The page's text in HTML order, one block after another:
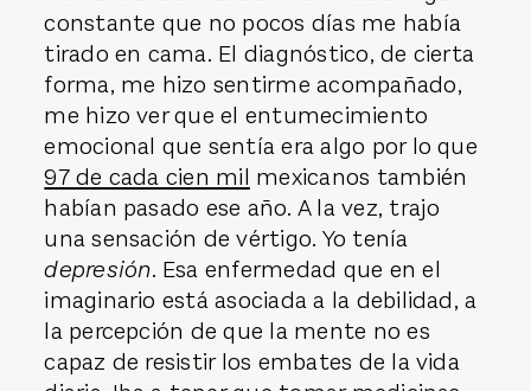
constante que no pocos días me había
tirado en cama. El diagnóstico, de cierta
forma, me hizo sentirme acompañado,
me hizo ver que el entumecimiento
emocional que sentía era algo por lo que
97 de cada cien mil mexicanos también
habían pasado ese año. A la vez, trajo
una sensación de vértigo. Yo tenía
depresión. Esa enfermedad que en el
imaginario está asociada a la debilidad, a
la percepción de que la mente no es
capaz de resistir los embates de la vida